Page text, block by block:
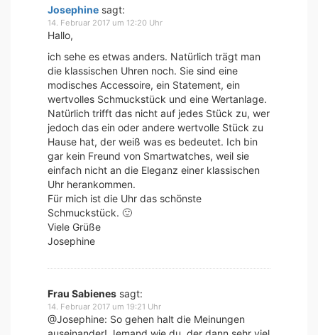
Josephine sagt:
14. Februar 2017 um 12:20 Uhr
Hallo,
ich sehe es etwas anders. Natürlich trägt man
die klassischen Uhren noch. Sie sind eine
modisches Accessoire, ein Statement, ein
wertvolles Schmuckstück und eine Wertanlage.
Natürlich trifft das nicht auf jedes Stück zu, wer
jedoch das ein oder andere wertvolle Stück zu
Hause hat, der weiß was es bedeutet. Ich bin
gar kein Freund von Smartwatches, weil sie
einfach nicht an die Eleganz einer klassischen
Uhr herankommen.
Für mich ist die Uhr das schönste
Schmuckstück. 🙂
Viele Grüße
Josephine
Frau Sabienes sagt:
14. Februar 2017 um 19:21 Uhr
@Josephine: So gehen halt die Meinungen